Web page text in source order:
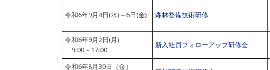
令和6年9月4日(水)～6日(金) 森林整備技術研修
令和6年9月2日(月)
9:00～17:00
新入社員フォローアップ研修会
令和6年8月30日（金）